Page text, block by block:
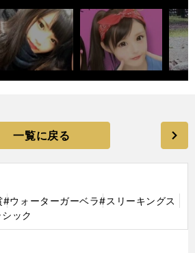
一覧に戻る
#ウォーターガーベラ#スリーキングス
ック